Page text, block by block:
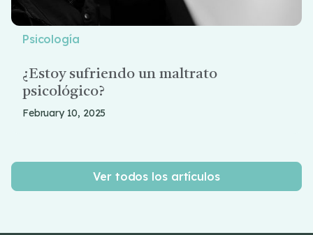
Psicología
¿Estoy sufriendo un maltrato
psicológico?
February 10, 2025
Ver todos los artículos